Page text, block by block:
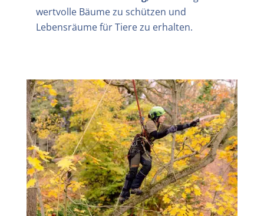
wertvolle Bäume zu schützen und
Lebensräume für Tiere zu erhalten.